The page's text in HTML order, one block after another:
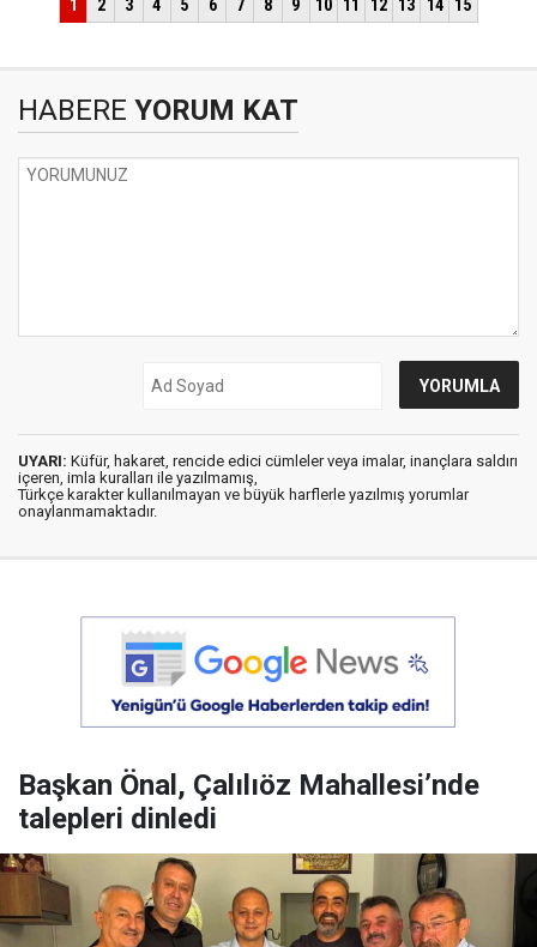
HABERE YORUM KAT
UYARI: Küfür, hakaret, rencide edici cümleler veya imalar, inançlara saldırı
içeren, imla kuralları ile yazılmamış,
Türkçe karakter kullanılmayan ve büyük harflerle yazılmış yorumlar
onaylanmamaktadır.
Başkan Önal, Çalılıöz Mahallesi’nde
talepleri dinledi